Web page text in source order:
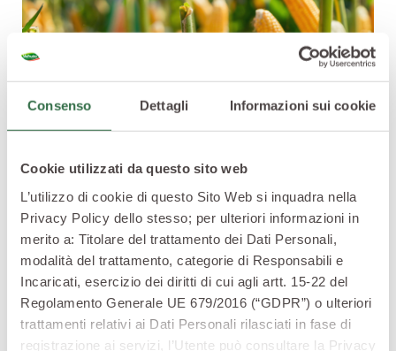
Consenso Dettagli Informazioni sui cookie
Cookie utilizzati da questo sito web
L’utilizzo di cookie di questo Sito Web si inquadra nella
Privacy Policy dello stesso; per ulteriori informazioni in
merito a: Titolare del trattamento dei Dati Personali,
modalità del trattamento, categorie di Responsabili e
Incaricati, esercizio dei diritti di cui agli artt. 15-22 del
Regolamento Generale UE 679/2016 (“GDPR”) o ulteriori
trattamenti relativi ai Dati Personali rilasciati in fase di
registrazione ai servizi, l’Utente può consultare la Privacy
Ilmais dolceha un ciclo colturale molto breve e in
alcuni casi può dirsi concluso a soli 70 giorni dalla
semina. Questo ortaggio va raccolto immaturo per
evitare che i grani perdano sapore e consistenza,